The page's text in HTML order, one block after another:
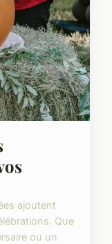
ajoutent
Que
ou un